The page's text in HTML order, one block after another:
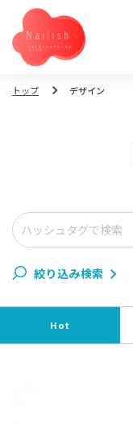
トップ デザイン
絞り込み検索
Hot